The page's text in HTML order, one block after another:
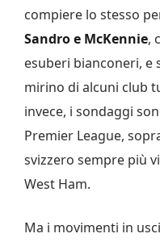
compiere lo stesso
Sandro e McKennie,
esuberi bianconeri,
mirino di alcuni club
invece, i sondaggi
Premier League,
svizzero sempre più
West Ham.
Ma i movimenti in